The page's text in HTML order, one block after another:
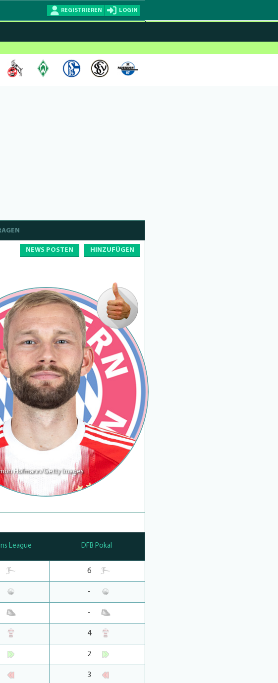
REGISTRIEREN LOGIN
NEWS POSTEN HINZUFÜGEN
Hofmann/Getty Images
League DFB Pokal
6
-
-
4
2
3